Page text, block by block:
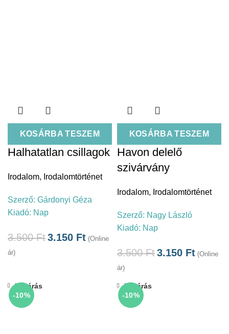
KOSÁRBA TESZEM
Halhatatlan csillagok
Irodalom, Irodalomtörténet
Szerző: Gárdonyi Géza
Kiadó: Nap
3.500Ft3.150 Ft (Online
ár)
KOSÁRBA TESZEM
Havon delelő
szivárvány
Irodalom, Irodalomtörténet
Szerző: Nagy László
Kiadó: Nap
3.500Ft3.150 Ft (Online
ár)
-10%
Bezárás
-10%
Bezárás